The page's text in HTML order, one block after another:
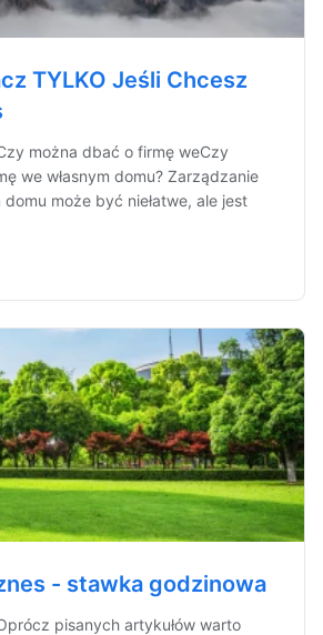
TYLKO Jeśli Chcesz
można dbać o firmę weCzy
we własnym domu? Zarządzanie
domu może być niełatwe, ale jest
- stawka godzinowa
pisanych artykułów warto